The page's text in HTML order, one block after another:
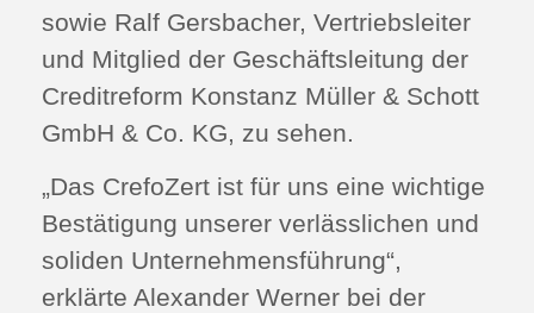
sowie Ralf Gersbacher, Vertriebsleiter
und Mitglied der Geschäftsleitung der
Creditreform Konstanz Müller & Schott
GmbH & Co. KG, zu sehen.
„Das CrefoZert ist für uns eine wichtige
Bestätigung unserer verlässlichen und
soliden Unternehmensführung“,
erklärte Alexander Werner bei der